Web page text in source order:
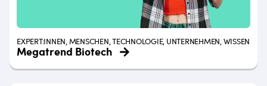
EXPERT:INNEN, MENSCHEN, TECHNOLOGIE, UNTERNEHMEN, WISSEN
Megatrend Biotech